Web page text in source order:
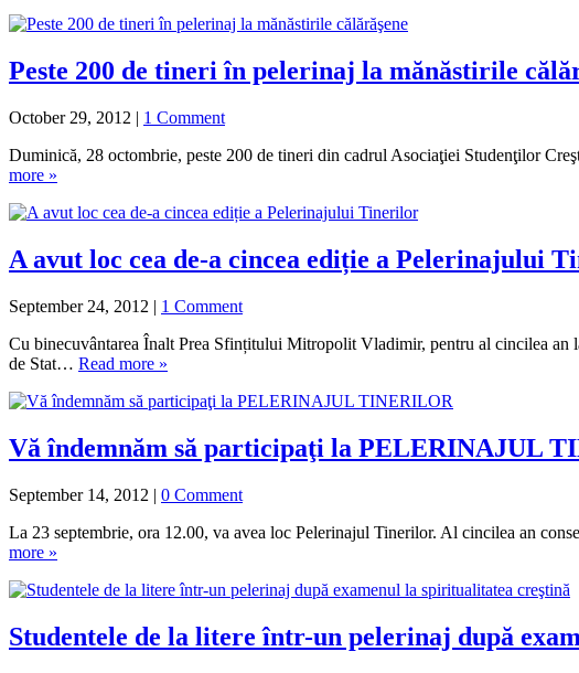
Peste 200 de tineri în pelerinaj la mănăstirile
October 29, 2012 | 1 Comment
Duminică, 28 octombrie, peste 200 de tineri din cadrul Asociaţiei Studenţilor
more »
A avut loc cea de-a cincea ediție a Pelerinajului
September 24, 2012 | 1 Comment
Cu binecuvântarea Înalt Prea Sfințitului Mitropolit Vladimir, pentru al cincilea an
de Stat… Read more »
Vă îndemnăm să participaţi la PELERINAJUL
September 14, 2012 | 0 Comment
La 23 septembrie, ora 12.00, va avea loc Pelerinajul Tinerilor. Al cincilea an
more »
Studentele de la litere într-un pelerinaj după